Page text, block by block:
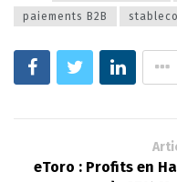
paiements B2B
eToro : Profits en